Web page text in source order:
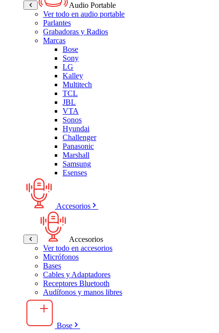
Audio Portable
Ver todo en audio portable
Parlantes
Grabadoras y Radios
Marcas
Bose
Sony
LG
Kalley
Multitech
TCL
JBL
VTA
Sonos
Hyundai
Challenger
Panasonic
Marshall
Samsung
Esenses
Accesorios
Accesorios
Ver todo en accesorios
Micrófonos
Bases
Cables y Adaptadores
Receptores Bluetooth
Audífonos y manos libres
Bose